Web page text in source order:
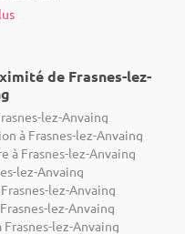
de Frasnes-lez-
lez-Anvaing
à Frasnes-lez-Anvaing
à Frasnes-lez-Anvaing
lez-Anvaing
lez-Anvaing
lez-Anvaing
lez-Anvaing